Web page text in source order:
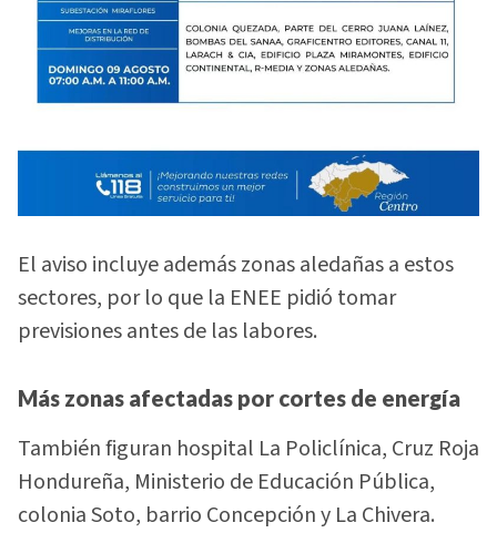
El aviso incluye además zonas aledañas a estos
sectores, por lo que la ENEE pidió tomar
previsiones antes de las labores.
Más zonas afectadas por cortes de energía
También figuran hospital La Policlínica, Cruz Roja
Hondureña, Ministerio de Educación Pública,
colonia Soto, barrio Concepción y La Chivera.